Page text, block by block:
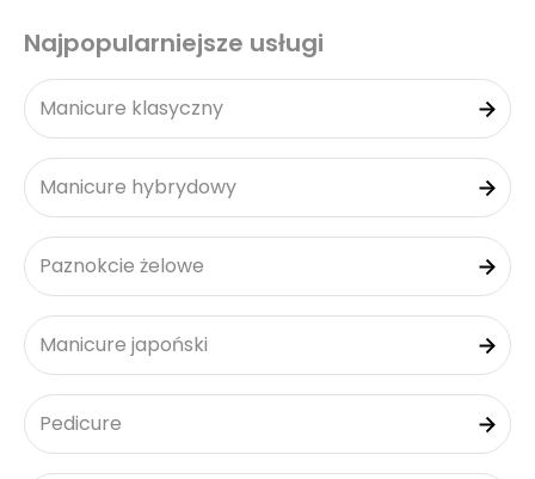
Najpopularniejsze usługi
Manicure klasyczny
Manicure hybrydowy
Paznokcie żelowe
Manicure japoński
Pedicure